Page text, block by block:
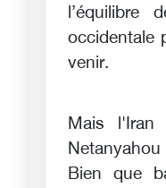
l’équilibre
occidentale
venir.
Mais
Bien que